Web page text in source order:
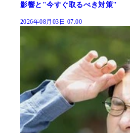
影響と"今すぐ取るべき対策"
2026年08月03日 07:00